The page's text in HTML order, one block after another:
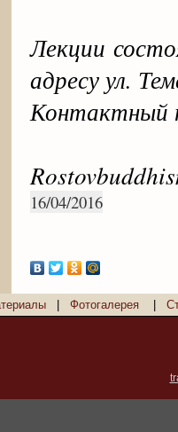
Лекции
адресу ул.
Контактный
16/04/2016
Фотогалерея